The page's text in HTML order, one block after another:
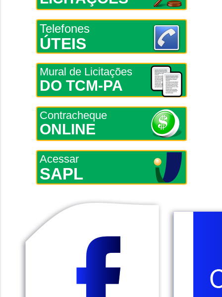
Telefones
ÚTEIS
Mural de Licitações
DO TCM-PA
Contracheque
ONLINE
Acessar
SAPL